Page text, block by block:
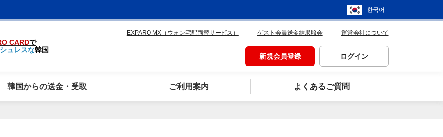
한국어
CARDで
ュレスな韓国
EXPARO MX（ウォン宅配両替サービス） ゲスト会員送金結果照会 運営会社について
新規会員登録 ログイン
韓国からの送金・受取 ご利用案内 よくあるご質問